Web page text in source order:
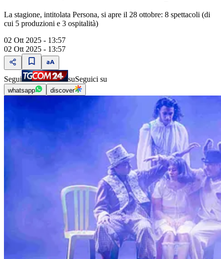
La stagione, intitolata Persona, si apre il 28 ottobre: 8 spettacoli (di
cui 5 produzioni e 3 ospitalità)
02 Ott 2025 - 13:57
02 Ott 2025 - 13:57
Segui suSeguici su
whatsapp discover